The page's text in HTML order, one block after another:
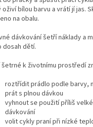
bílou barvu a vrátí jí jas.
na obalu.
dávkování šetří náklady a
dosah dětí.
šetrné k životnímu prostředí
roztřídit prádlo podle barvy,
prát s plnou dávkou
vyhnout se použití příliš
dávkování
volit cykly praní při nízké